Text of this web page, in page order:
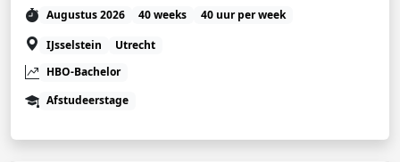
Augustus 2026 40 weeks
40 uur per week
IJsselstein
Utrecht
HBO-Bachelor
Afstudeerstage